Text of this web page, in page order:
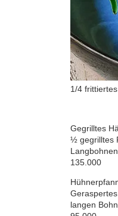
1/4
Gegrilltes
½ gegrilltes
135.000
langen